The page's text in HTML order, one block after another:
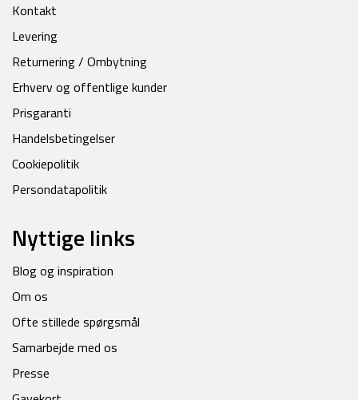
Kontakt
Levering
Returnering / Ombytning
Erhverv og offentlige kunder
Prisgaranti
Handelsbetingelser
Cookiepolitik
Persondatapolitik
Nyttige links
Blog og inspiration
Om os
Ofte stillede spørgsmål
Samarbejde med os
Presse